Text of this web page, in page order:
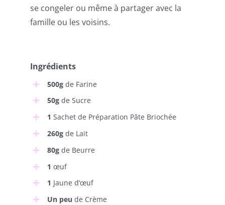
se congeler ou même à partager avec la
famille ou les voisins.
Ingrédients
500gde Farine
50gde Sucre
1 Sachet de Préparation Pâte Briochée
260gde Lait
80gde Beurre
1 œuf
1 Jaune d’œuf
Un peu de Crème